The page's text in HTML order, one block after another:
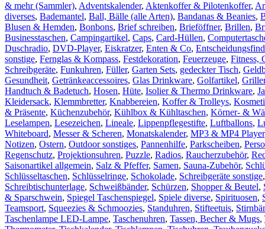
& mehr (Sammler), Adventskalender, Aktenkoffer & Pilotenkoffer,
diverses, Bademantel, Ball, Bälle (alle Arten), Bandanas & Beanies,
Blusen & Hemden, Bonbons, Brief schreiben, Brieföffner, Brillen,
Businesstaschen, Campingartikel, Caps, Card-Hüllen,
Duschradio, DVD-Player, Eiskratzer, Enten & Co,
sonstige, Fernglas & Kompass, Festdekoration, Feuerzeuge, Fitness,
Schreibgeräte, Funkuhren, Füller, Garten Sets, gedeckter Tisch,
Gesundheit, Getränkeaccessoires, Glas Drinkware, Golfartikel,
Handtuch & Badetuch, Hosen, Hüte, Isolier & Thermo Drinkware,
Kleidersack, Klemmbretter, Knabbereien, Koffer & Trolleys,
& Präsente, Küchenzubehör, Kühlbox & Kühltaschen, Körner- &
Leselampen, Lesezeichen, Lineale, Lippenpflegestifte, Luftballons,
Whiteboard, Messer & Scheren, Monatskalender, MP3 & MP4 Player
Notizen, Ostern, Outdoor sonstiges, Pannenhilfe, Parkscheiben,
Regenschutz, Projektionsuhren, Puzzle, Radios, Raucherzubehör,
Saisonartikel allgemein, Salz & Pfeffer, Samen, Sauna-Zubehör,
Schlüsseltaschen, Schlüsselringe, Schokolade, Schreibgeräte sonstige
Schreibtischunterlage, Schweißbänder, Schürzen, Shopper & Beutel,
& Sparschwein, Spiegel Taschenspiegel, Spiele diverse, Spirituosen,
Teamsport, Squeezies & Schmoozies, Standuhren, Stifteetuis,
Taschenlampe LED-Lampe, Taschenuhren, Tassen, Becher & Mugs,